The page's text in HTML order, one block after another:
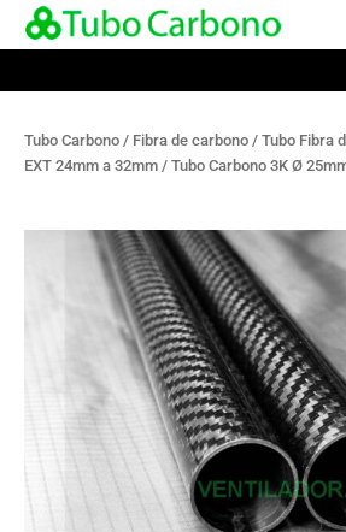
Tubo Carbono / Fibra de carbono / Tubo Fibra
EXT 24mm a 32mm / Tubo Carbono 3K Ø